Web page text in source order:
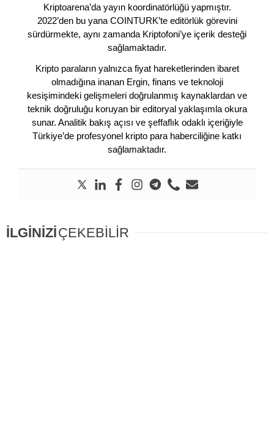
Kriptoarena’da yayın koordinatörlüğü yapmıştır.
2022’den bu yana COINTURK’te editörlük görevini
sürdürmekte, aynı zamanda Kriptofoni’ye içerik desteği
sağlamaktadır.
Kripto paraların yalnızca fiyat hareketlerinden ibaret
olmadığına inanan Ergin, finans ve teknoloji
kesişimindeki gelişmeleri doğrulanmış kaynaklardan ve
teknik doğruluğu koruyan bir editoryal yaklaşımla okura
sunar. Analitik bakış açısı ve şeffaflık odaklı içeriğiyle
Türkiye’de profesyonel kripto para haberciliğine katkı
sağlamaktadır.
İLGİNİZİÇEKEBİLİR